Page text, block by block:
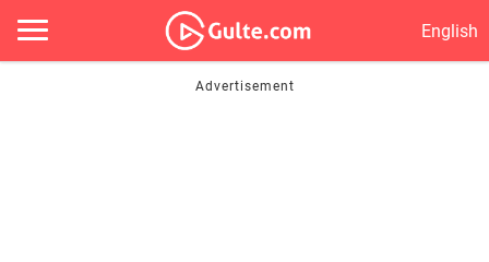
English